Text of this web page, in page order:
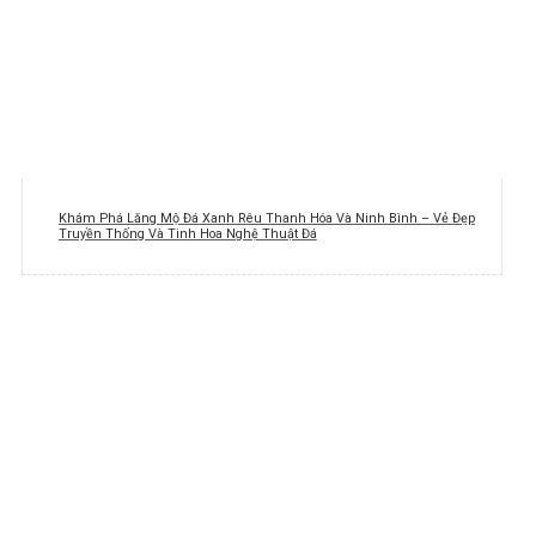
Khám Phá Lăng Mộ Đá Xanh Rêu Thanh Hóa Và Ninh Bình – Vẻ Đẹp
Truyền Thống Và Tinh Hoa Nghệ Thuật Đá